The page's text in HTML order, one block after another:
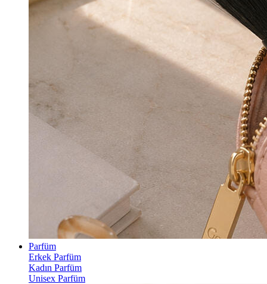
Parfüm
Erkek Parfüm
Kadın Parfüm
Unisex Parfüm